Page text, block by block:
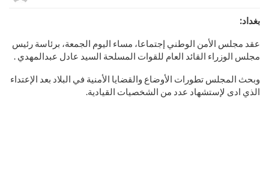
بغداد:
عقد مجلس الأمن الوطني إجتماعا، مساء اليوم الجمعة، برئاسة رئيس
مجلس الوزراء القائد العام للقوات المسلحة السيد عادل عبدالمهدي .
وبحث المجلس تطورات الأوضاع والقضايا الأمنية في البلاد بعد الإعتداء
الذي ادى لإستشهاد عدد من الشخصيات القيادية.